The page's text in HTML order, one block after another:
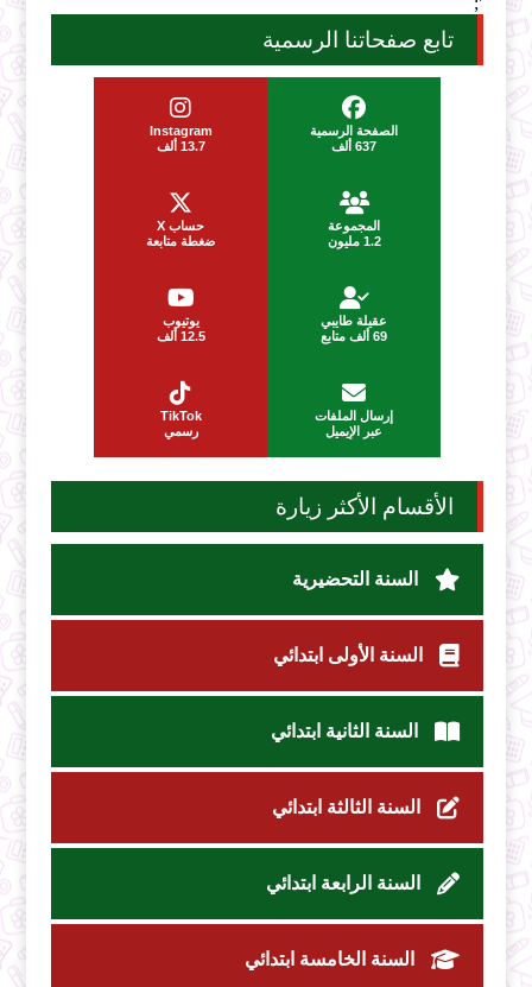
تابع صفحاتنا الرسمية
الصفحة الرسمية
637 ألف
Instagram
13.7 ألف
المجموعة
1.2 مليون
حساب X
ضغطة متابعة
عقيلة طايبي
69 ألف متابع
يوتيوب
12.5 ألف
إرسال الملفات
عبر الإيميل
TikTok
رسمي
الأقسام الأكثر زيارة
السنة التحضيرية
السنة الأولى ابتدائي
السنة الثانية ابتدائي
السنة الثالثة ابتدائي
السنة الرابعة ابتدائي
السنة الخامسة ابتدائي